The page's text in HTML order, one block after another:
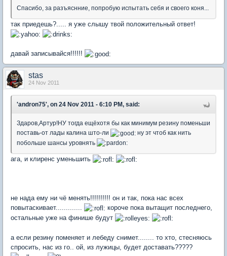
Спасибо, за разъяснние, попробую испытать себя и своего коня...
так приедешь?..... я уже слышу твой положительный ответ!
давай записывайся!!!!!!
stas
24 Nov 2011
'andron75', on 24 Nov 2011 - 6:10 PM, said:
Здаров,Артур!НУ тогда ещёхотя бы как минимум резину поменьши
поставь-от лады калина што-ли
ну эт чтоб как нить
побольше шансы уровнять
ага, и клиренс уменьшить
не нада ему ни чё менять!!!!!!!!!! он и так, пока нас всех
повытаскивает.............
короче пока вытащит последнего,
остальные уже на финише будут
а если резину поменяет и лебеду снимет........ то хто, стесняюсь
спросить, нас из го.. ой, из лужицы, будет доставать?????